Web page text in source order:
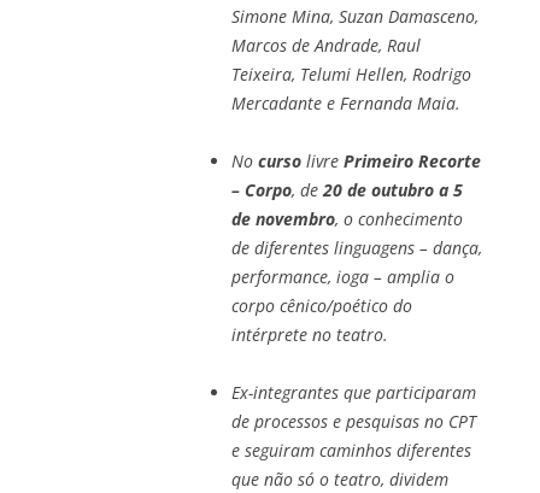
Simone Mina, Suzan Damasceno,
Marcos de Andrade, Raul
Teixeira, Telumi Hellen, Rodrigo
Mercadante e Fernanda Maia.
No curso livre Primeiro Recorte
– Corpo, de20 de outubro a 5
de novembro, o conhecimento
de diferentes linguagens – dança,
performance, ioga – amplia o
corpo cênico/poético do
intérprete no teatro.
Ex-integrantes que participaram
de processos e pesquisas no CPT
e seguiram caminhos diferentes
que não só o teatro, dividem